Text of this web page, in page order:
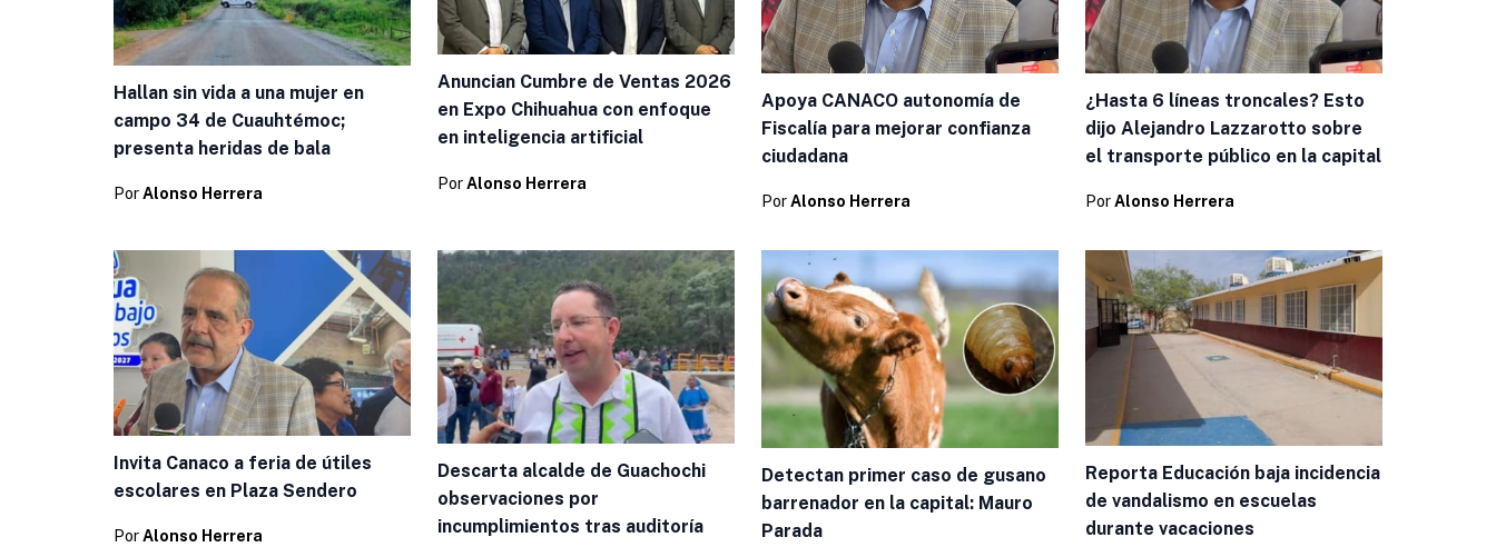
Hallan sin vida a una mujer en
campo 34 de Cuauhtémoc;
presenta heridas de bala
PorAlonso Herrera
Anuncian Cumbre de Ventas 2026
en Expo Chihuahua con enfoque
en inteligencia artificial
PorAlonso Herrera
Apoya CANACO autonomía de
Fiscalía para mejorar confianza
ciudadana
PorAlonso Herrera
¿Hasta 6 líneas troncales? Esto
dijo Alejandro Lazzarotto sobre
el transporte público en la capital
PorAlonso Herrera
Invita Canaco a feria de útiles
escolares en Plaza Sendero
PorAlonso Herrera
Descarta alcalde de Guachochi
observaciones por
incumplimientos tras auditoría
Detectan primer caso de gusano
barrenador en la capital: Mauro
Parada
Reporta Educación baja incidencia
de vandalismo en escuelas
durante vacaciones